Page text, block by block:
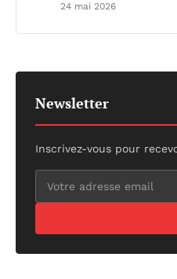
24 mai 2026
Newsletter
Inscrivez-vous pour